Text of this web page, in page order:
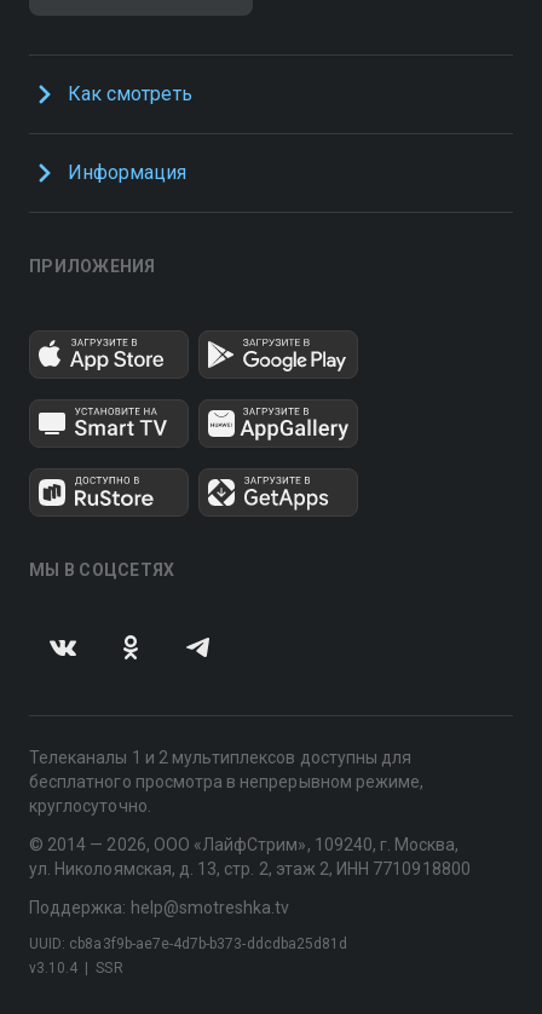
Как смотреть
Информация
ПРИЛОЖЕНИЯ
МЫ В СОЦСЕТЯХ
Телеканалы 1 и 2 мультиплексов доступны для
бесплатного просмотра в непрерывном режиме,
круглосуточно.
© 2014 — 2026, ООО «ЛайфСтрим», 109240, г. Москва,
ул. Николоямская, д. 13, стр. 2, этаж 2, ИНН 7710918800
Поддержка: help@smotreshka.tv
v3.10.4 SSR
UUID: cb8a3f9b-ae7e-4d7b-b373-ddcdba25d81d